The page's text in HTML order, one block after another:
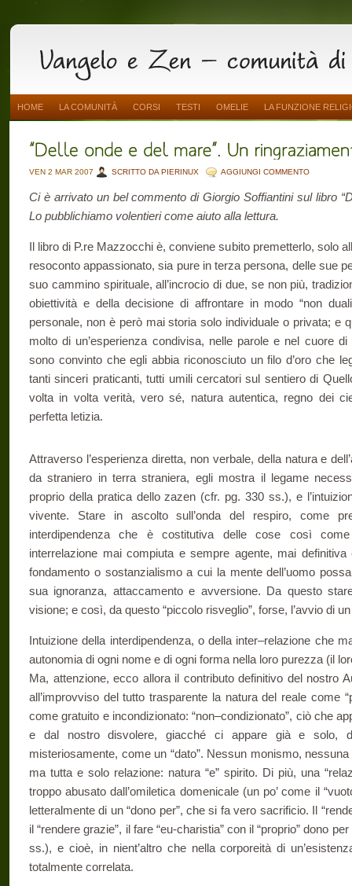
HOME LA COMUNITÀ CORSI TESTI OMELIE LA FUNZIONE
VEN 2 MAR 2007 SCRITTO DA PIERINUX AGGIUNGI COMMENTO
Ci è arrivato un bel commento di Giorgio Soffiantini sul libro
Lo pubblichiamo volentieri come aiuto alla lettura.
Il libro di P.re Mazzocchi è, conviene subito premetterlo, solo
resoconto appassionato, sia pure in terza persona, delle sue
suo cammino spirituale, all’incrocio di due, se non più,
obiettività e della decisione di affrontare in modo “non
personale, non è però mai storia solo individuale o privata; e
molto di un’esperienza condivisa, nelle parole e nel cuore
sono convinto che egli abbia riconosciuto un filo d’oro che
tanti sinceri praticanti, tutti umili cercatori sul sentiero di
volta in volta verità, vero sé, natura autentica, regno dei
perfetta letizia.
Attraverso l’esperienza diretta, non verbale, della natura e
da straniero in terra straniera, egli mostra il legame
proprio della pratica dello zazen (cfr. pg. 330 ss.), e
vivente. Stare in ascolto sull’onda del respiro, come
interdipendenza che è costitutiva delle cose così
interrelazione mai compiuta e sempre agente, mai
fondamento o sostanzialismo a cui la mente dell’uomo
sua ignoranza, attaccamento e avversione. Da questo
visione; e così, da questo “piccolo risveglio”, forse, l’avvio di
Intuizione della interdipendenza, o della inter–relazione che
autonomia di ogni nome e di ogni forma nella loro purezza (il
Ma, attenzione, ecco allora il contributo definitivo del nostro
all’improvviso del tutto trasparente la natura del reale come
come gratuito e incondizionato: “non–condizionato”, ciò che
e dal nostro disvolere, giacché ci appare già e solo,
misteriosamente, come un “dato”. Nessun monismo,
ma tutta e solo relazione: natura “e” spirito. Di più, una
troppo abusato dall’omiletica domenicale (un po’ come il
letteralmente di un “dono per”, che si fa vero sacrificio. Il
il “rendere grazie”, il fare “eu-charistia” con il “proprio” dono
ss.), e cioè, in nient’altro che nella corporeità di
totalmente correlata.